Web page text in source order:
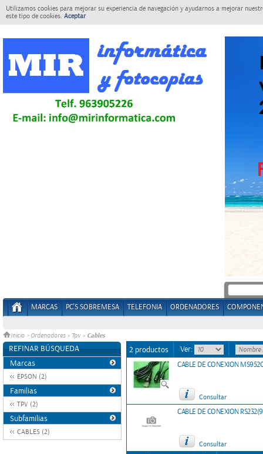
Utilizamos cookies para mejorar su experiencia de navegación y ayudarnos a mejorar
este tipo de cookies. Aceptar
MARCAS PC'S SOBREMESA TELEFONIA ORDENADORES
Inicio > Ordenadores » Tpv » Cables
REFINAR BÚSQUEDA
Marcas
EPSON (2)
Familias
TPV (2)
Subfamilias
CABLES (2)
2 productos Ver:
CABLE DE CONEXION
Consultar
CABLE DE CONEXION
Consultar